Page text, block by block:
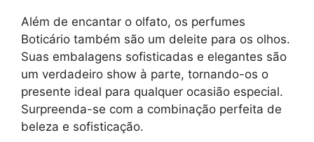
Além de encantar o olfato, os perfumes
Boticário também são um deleite para os olhos.
Suas embalagens sofisticadas e elegantes são
um verdadeiro show à parte, tornando-os o
presente ideal para qualquer ocasião especial.
Surpreenda-se com a combinação perfeita de
beleza e sofisticação.